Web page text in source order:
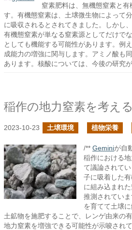
窒素肥料は、無機態窒素と有
す。有機態窒素は、土壌微生物によって
に吸収されるとされてきました。しかし
有機態窒素が単なる窒素源としてだけで
としても機能する可能性があります。例
成能力の増強に関与します。アミノ酸も
あります。核酸については、今後の研究が
稲作の地力窒素を考え
2023-10-23 土壌環境 植物栄養
/** Geminiが自
稲作における
て議論されて
子に吸着した
に組み込まれ
推測されてい
を育てて土壌
土鉱物を施肥することで、レンゲ由来の
地力窒素を増強できる可能性が示唆され